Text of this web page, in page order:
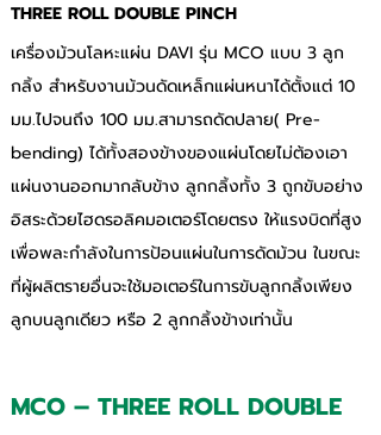
THREE ROLL DOUBLE PINCH
เครื่องม้วนโลหะแผ่น DAVI รุ่น MCO แบบ 3 ลูก
กลิ้ง สำหรับงานม้วนดัดเหล็กแผ่นหนาได้ตั้งแต่ 10
มม.ไปจนถึง 100 มม.สามารถดัดปลาย( Pre-
bending) ได้ทั้งสองข้างของแผ่นโดยไม่ต้องเอา
แผ่นงานออกมากลับข้าง ลูกกลิ้งทั้ง 3 ถูกขับอย่าง
อิสระด้วยไฮดรอลิคมอเตอร์โดยตรง ให้แรงบิดที่สูง
เพื่อพละกำลังในการป้อนแผ่นในการดัดม้วน ในขณะ
ที่ผู้ผลิตรายอื่นจะใช้มอเตอร์ในการขับลูกกลิ้งเพียง
ลูกบนลูกเดียว หรือ 2 ลูกกลิ้งข้างเท่านั้น
MCO – THREE ROLL DOUBLE